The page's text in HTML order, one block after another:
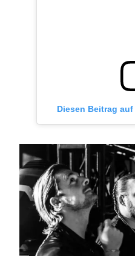
Diesen Beitrag